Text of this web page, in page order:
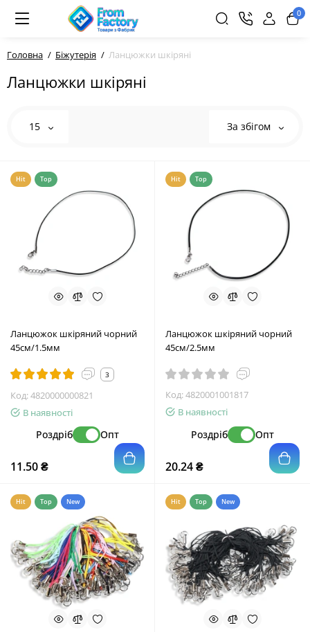
0
Головна Біжутерія Ланцюжки шкіряні
Ланцюжки шкіряні
15 За збігом
Hit Top
Ланцюжок шкіряний чорний
45см/1.5мм
3
Код:4820000000821
В наявності
Роздріб Опт
11.50 ₴
Hit Top
Ланцюжок шкіряний чорний
45см/2.5мм
Код:4820001001817
В наявності
Роздріб Опт
20.24 ₴
Hit Top New Hit Top New